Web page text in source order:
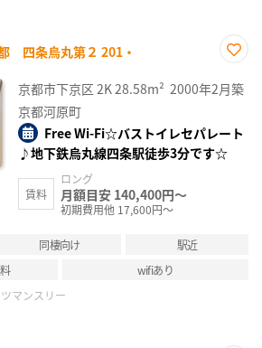
四条烏丸第２ 201・
に入
り登
京都市下京区 2K28.58m² 2000年2月築
京都河原町
Free Wi-Fi☆バストイレセパレート
♪地下鉄烏丸線四条駅徒歩3分です☆
賃料
ロング
月額目安 140,400円～
初期費用他 17,600円～
同棲向け
駅近
wifiあり
マンスリー